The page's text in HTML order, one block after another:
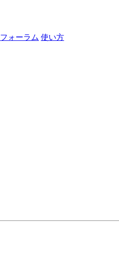
フォーラム 使い方